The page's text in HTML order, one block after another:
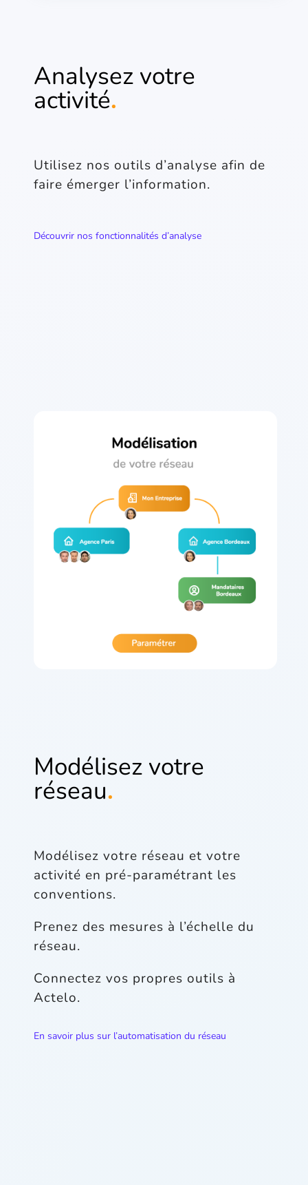
Analysez votre
activité.
Utilisez nos outils d’analyse afin de
faire émerger l’information.
Découvrir nos fonctionnalités d’analyse
Modélisez votre
réseau.
Modélisez votre réseau et votre
activité en pré-paramétrant les
conventions.
Prenez des mesures à l’échelle du
réseau.
Connectez vos propres outils à
Actelo.
En savoir plus sur l’automatisation du réseau